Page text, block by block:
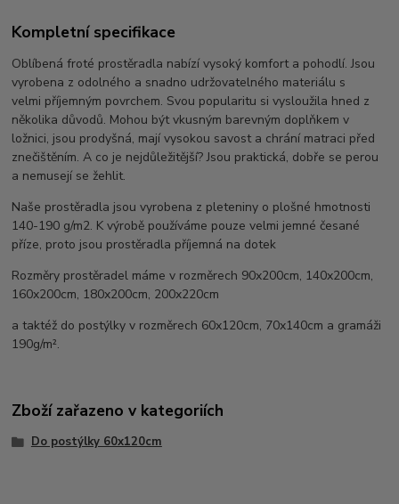
Kompletní specifikace
Oblíbená froté prostěradla nabízí vysoký komfort a pohodlí. Jsou
vyrobena z odolného a snadno udržovatelného materiálu s
velmi příjemným povrchem. Svou popularitu si vysloužila hned z
několika důvodů. Mohou být vkusným barevným doplňkem v
ložnici, jsou prodyšná, mají vysokou savost a chrání matraci před
znečištěním. A co je nejdůležitější? Jsou praktická, dobře se perou
a nemusejí se žehlit.
Naše prostěradla jsou vyrobena z pleteniny o plošné hmotnosti
140-190 g/m2. K výrobě používáme pouze velmi jemné česané
příze, proto jsou prostěradla příjemná na dotek
Rozměry prostěradel máme v rozměrech 90x200cm, 140x200cm,
160x200cm, 180x200cm, 200x220cm
a taktéž do postýlky v rozměrech 60x120cm, 70x140cm a gramáži
190g/m².
Zboží zařazeno v kategoriích
Do postýlky 60x120cm